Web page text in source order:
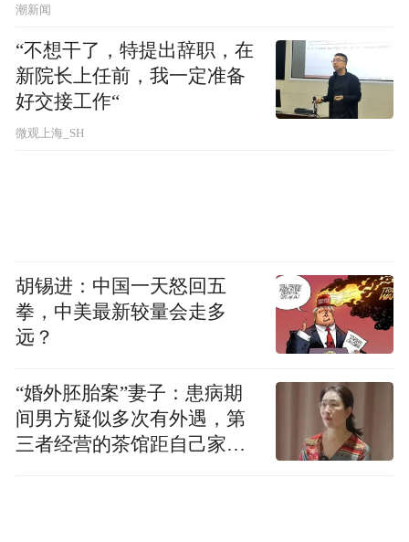
据爱企查显示，钟薛高食品（上海）有限公
司自身风险112条，司法案件67条。钟薛高旗
下的钟茂（上海）食品科技有限公司被债权
幅缩减，仅有少量单品在售，价格相对于此
前也有所下调。
潮新闻
“不想干了，特提出辞职，在
新院长上任前，我一定准备
好交接工作“
微观上海_SH
胡锡进：中国一天怒回五
拳，中美最新较量会走多
远？
“婚外胚胎案”妻子：患病期
间男方疑似多次有外遇，第
三者经营的茶馆距自己家步